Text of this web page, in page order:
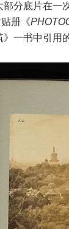
部分底片在一
册《
一书中引用